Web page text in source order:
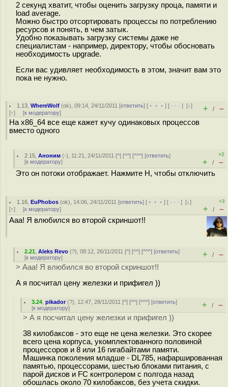
2 секунд хватит, чтобы оценить загрузку проца, памяти и
load average.
Можно быстро отсортировать процессы по потреблению
ресурсов и понять, в чем затык.
Удобно показывать загрузку системы даже не
специалистам - например, директору, чтобы обосновать
необходимость upgrade.
Если вас удивляет необходимость в этом, значит вам это
пока не нужно.
1.13 ,WhereWolf (ok), 09:14, 24/11/2011 [ответить] [ ﹢﹢﹢] [ · · ·][↓]
[↑] [к модератору] + / –
На x86_64 все еще кажет кучу одинаковых процессов
вместо одного
2.15 ,Аноним (-), 11:21, 24/11/2011 [^] [^^] [^^^] [ответить]
[к модератору]
+2
+ / –
Это он потоки отображает. Нажмите H, чтобы отключить
1.16 ,EuPhobos (ok), 14:06, 24/11/2011 [ответить] [ ﹢﹢﹢] [ · · ·][↓]
[↑] [к модератору]
+3
+ / –
Ааа! Я влюбился во второй скриншот!!
2.21 ,Aleks Revo (?), 08:12, 26/11/2011 [^] [^^] [^^^] [ответить]
[к модератору] + / –
> Ааа! Я влюбился во второй скриншот!!
А я посчитал цену железки и прифигел ))
3.24 ,pikador(?), 12:47, 28/11/2011 [^] [^^] [^^^] [ответить]
[к модератору] + / –
> А я посчитал цену железки и прифигел ))
38 килобаксов - это еще не цена железки. Это скорее
всего цена корпуса, укомплектованного половиной
процессоров и 8 или 16 гигабайтами памяти.
Машинка поколения младше - DL785, нафаршированная
памятью, процессорами, шестью блоками питания, с
парой дисков и FC контролером с полгода назад
обошлась около 70 килобаксов, без учета скидки.